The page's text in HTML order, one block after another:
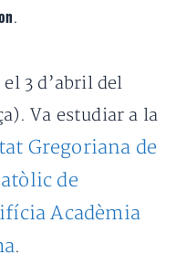
.
3 d’abril del
Va estudiar a la
Gregoriana de
de
Acadèmia
.